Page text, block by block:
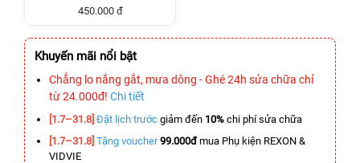
450.000 đ
Khuyến mãi nổi bật
Chẳng lo nắng gắt, mưa dông - Ghé 24h sửa chữa chỉ
từ 24.000đ! Chi tiết
[1.7–31.8] Đặt lịch trước giảm đến 10% chi phí sửa chữa
[1.7–31.8] Tặng voucher 99.000đmua Phụ kiện REXON &
VIDVIE